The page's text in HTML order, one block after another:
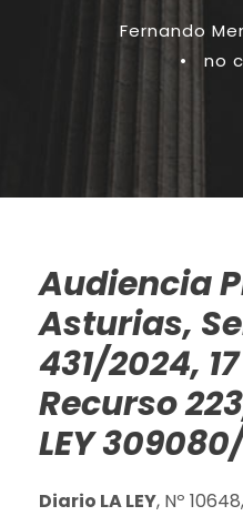
Fernando
•
no
Audiencia
Asturias,
431/2024,
Recurso
LEY
Diario LA LEY, Nº